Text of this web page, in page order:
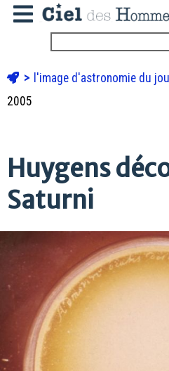
l'image d'astronomie du
2005
Huygens
Saturni